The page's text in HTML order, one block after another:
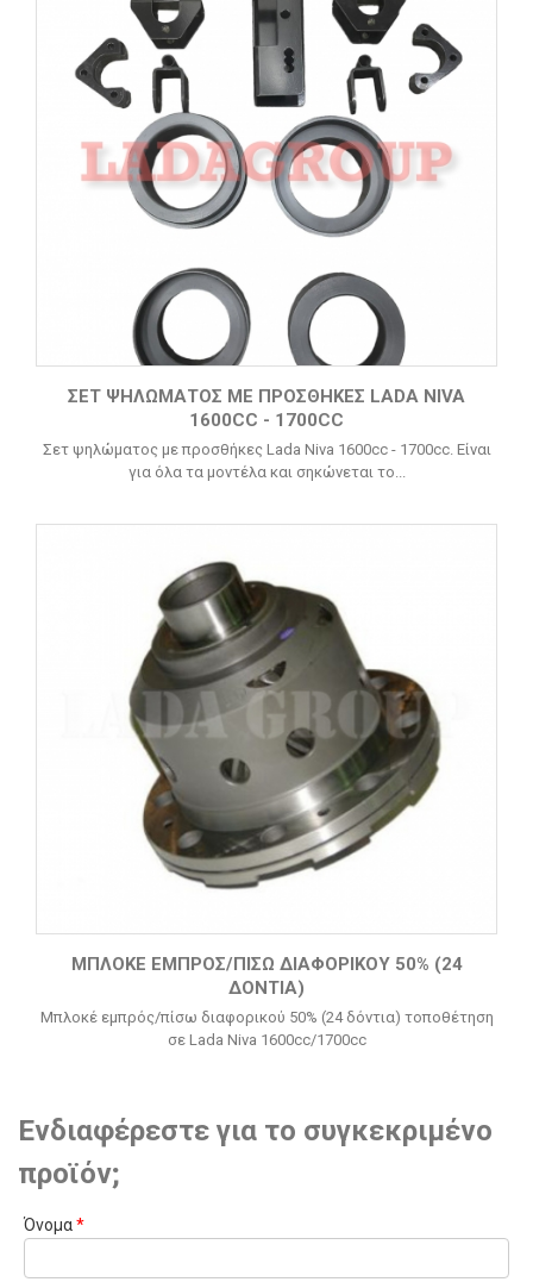
ΣΕΤ ΨΗΛΏΜΑΤΟΣ ΜΕ ΠΡΟΣΘΉΚΕΣ LADA NIVA
1600CC - 1700CC
Σετ ψηλώματος με προσθήκες Lada Niva 1600cc - 1700cc. Είναι
για όλα τα μοντέλα και σηκώνεται το...
ΜΠΛΟΚΈ ΕΜΠΡΌΣ/ΠΊΣΩ ΔΙΑΦΟΡΙΚΟΎ 50% (24
ΔΌΝΤΙΑ)
Μπλοκέ εμπρός/πίσω διαφορικού 50% (24 δόντια) τοποθέτηση
σε Lada Niva 1600cc/1700cc
Ενδιαφέρεστε για το συγκεκριμένο
προϊόν;
Όνομα*